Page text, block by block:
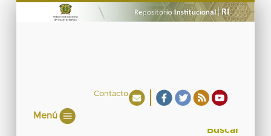
Contacto
Menú
Buscar